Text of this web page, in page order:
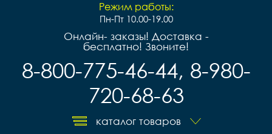
Режим работы:
Пн-Пт 10.00-19.00
Онлайн- заказы! Доставка -
бесплатно! Звоните!
8-800-775-46-44, 8-980-
720-68-63
каталог товаров